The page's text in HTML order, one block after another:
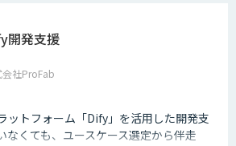
開発支援
会社ProFab
ットフォーム「Dify」を活用した開発支
なくても、ユースケース選定から伴走